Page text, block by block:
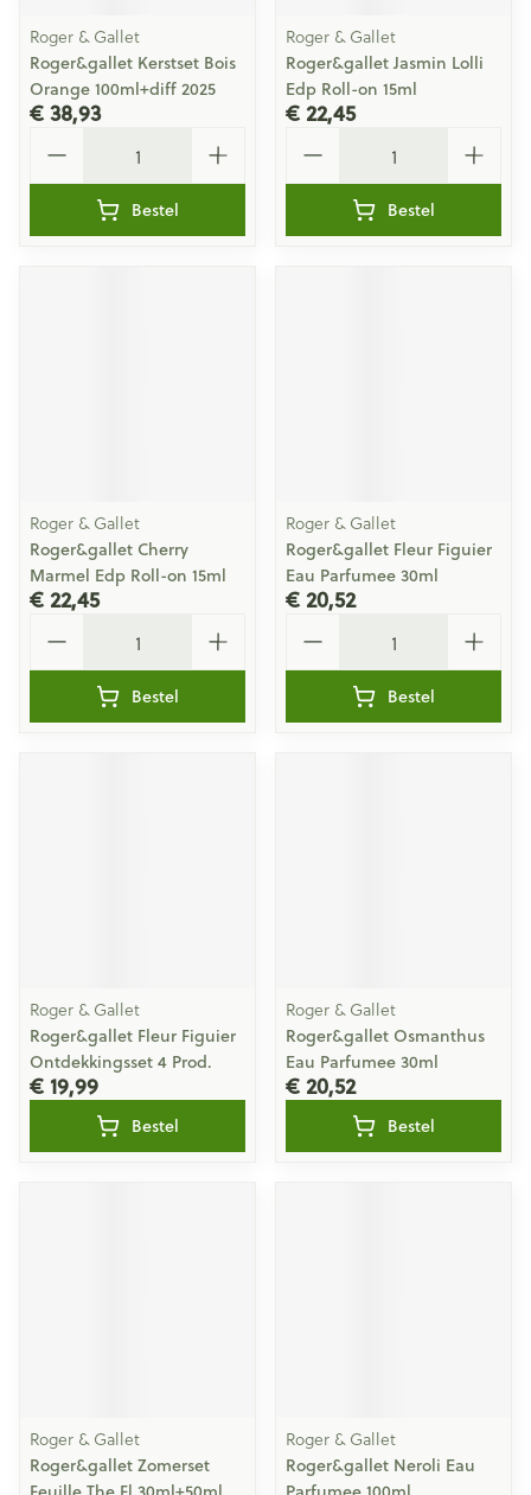
Roger & Gallet
Roger&gallet Kerstset Bois
Orange 100ml+diff 2025
€ 38,93
Bestel
Roger & Gallet
Roger&gallet Jasmin Lolli
Edp Roll-on 15ml
€ 22,45
Bestel
Roger & Gallet
Roger&gallet Cherry
Marmel Edp Roll-on 15ml
€ 22,45
Bestel
Roger & Gallet
Roger&gallet Fleur Figuier
Eau Parfumee 30ml
€ 20,52
Bestel
Roger & Gallet
Roger&gallet Fleur Figuier
Ontdekkingsset 4 Prod.
€ 19,99
Bestel
Roger & Gallet
Roger&gallet Osmanthus
Eau Parfumee 30ml
€ 20,52
Bestel
Roger & Gallet
Roger&gallet Zomerset
Roger & Gallet
Roger&gallet Neroli Eau